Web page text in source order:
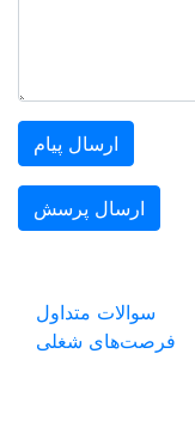
ارسال پیام
ارسال پرسش
سوالات متداول
فرصت‌های شغلی